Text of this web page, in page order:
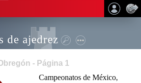
de ajedrez
- Página 1
Campeonatos de México,